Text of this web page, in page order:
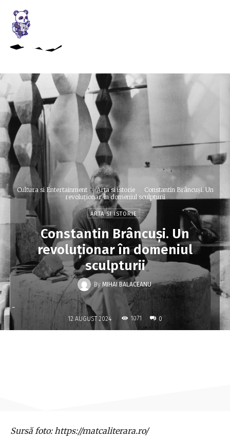
Cultura si Entertainment Arta si istorie
Constantin Brâncuși. Un
revoluționar în domeniul sculpturii
ARTA SI ISTORIE
Constantin Brâncuși. Un
revoluționar în domeniul
sculpturii
By MIHAI BALACEANU
-
12 AUGUST 2024 1071 0
Sursă foto: https://matcaliterara.ro/